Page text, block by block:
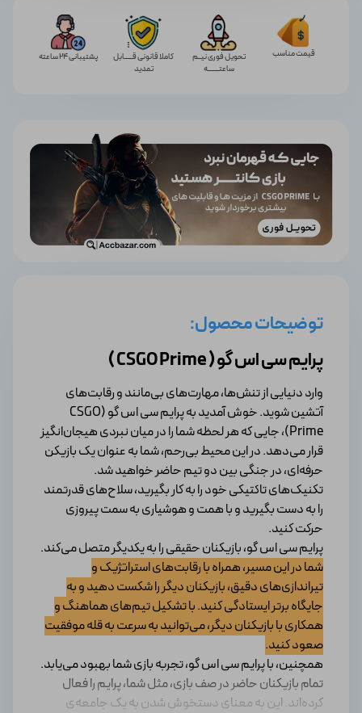
قیمت مناسب
تحویل فوری نیــم
ساعتـــــــه
کاملا قانونی قـــــابل
تمدید
پشتیبانی 24 ساعته
توضیحات محصول:
پرایم سی اس گو ( CSGO Prime )
وارد دنیایی از تنش‌ها، مهارت‌های بی‌مانند و رقابت‌های
آتشین شوید. خوش آمدید به پرایم سی اس گو (CSGO
Prime)، جایی که هر لحظه شما را در میان نبردی هیجان‌انگیز
قرار می‌دهد. در این محیط بی‌رحم، شما به عنوان یک بازیکن
حرفه‌ای، در جنگی بین دو تیم حاضر خواهید شد.
تکنیک‌های تاکتیکی خود را به کار بگیرید، سلاح‌های قدرتمند
را به دست بگیرید و با همت و هوشیاری به سمت پیروزی
حرکت کنید.
پرایم سی اس گو، بازیکنان حقیقی را به یکدیگر متصل می‌کند.
شما در این مسیر، همراه با رقابت‌های استراتژیک و
تیراندازی‌های دقیق، بازیکنان دیگر را شکست دهید و به
جایگاه برتر ایستادگی کنید. با تشکیل تیم‌های هماهنگ و
همکاری با بازیکنان دیگر، می‌توانید به سرعت به قله‌ موفقیت
صعود کنید.
همچنین، با پرایم سی اس گو، تجربه‌ بازی شما بهبود می‌یابد.
تمام بازیکنان حاضر در صف بازی، مثل شما، پرایم را فعال
کرده‌اند. این به معنای دستخوش شدن به یک جامعه‌ی